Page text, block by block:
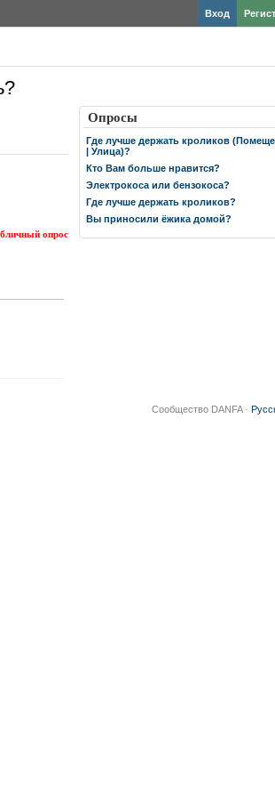
Вход
опрос
Опросы
Где лучше держать кроликов
| Улица)?
Кто Вам больше нравится?
Электрокоса или бензокоса?
Где лучше держать кроликов?
Вы приносили ёжика домой?
Сообщество DANFA ·